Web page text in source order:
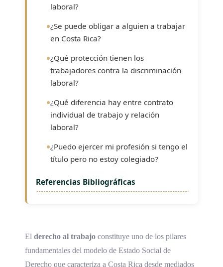
laboral?
¿Se puede obligar a alguien a trabajar
en Costa Rica?
¿Qué protección tienen los
trabajadores contra la discriminación
laboral?
¿Qué diferencia hay entre contrato
individual de trabajo y relación
laboral?
¿Puedo ejercer mi profesión si tengo el
título pero no estoy colegiado?
Referencias Bibliográficas
El derecho al trabajo constituye uno de los pilares
fundamentales del modelo de Estado Social de
Derecho que caracteriza a Costa Rica desde mediados